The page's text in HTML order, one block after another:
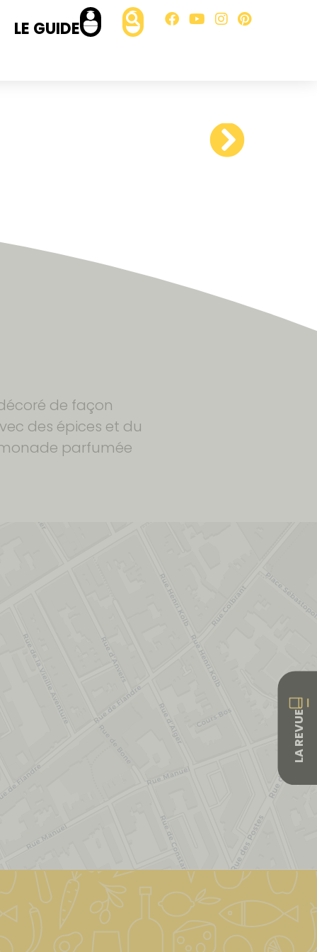
LE GUIDE
de façon
des épices et du
parfumée
Leaflet|&copy; OpenStreetMap & Carto| ©OpenStreetMap
LA REVUE